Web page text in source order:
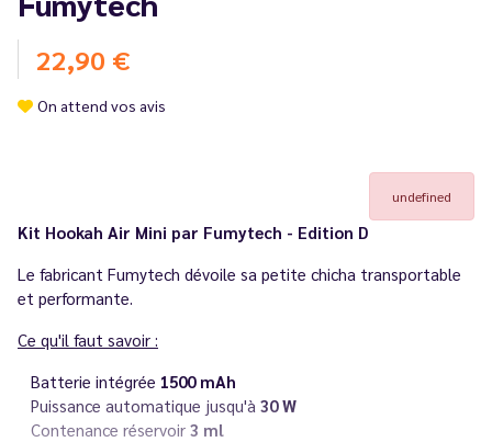
22,90 €
On attend vos avis
undefined
Kit Hookah Air Mini par Fumytech - Edition D
Le fabricant Fumytech dévoile sa petite chicha transportable
et performante.
Ce qu'il faut savoir :
Batterie intégrée 1500 mAh
Puissance automatique jusqu'à 30 W
Contenance réservoir 3 ml